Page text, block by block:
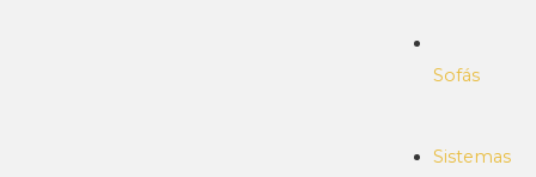
Sofás
Sistemas